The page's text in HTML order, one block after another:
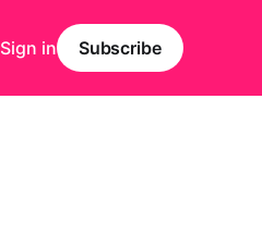
Sign in Subscribe